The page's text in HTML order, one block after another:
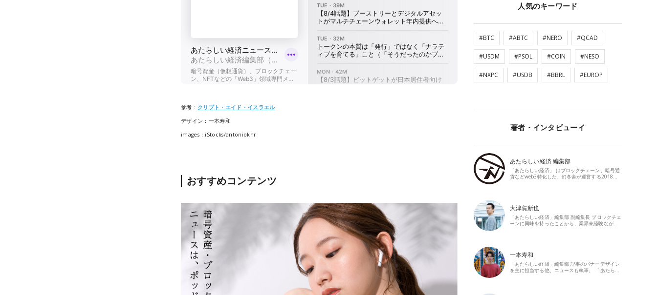
参考： クリプト・エイド・イスラエル
デザイン：一本寿和
images：iStocks/antoniokhr
おすすめコンテンツ
人気のキーワード
#BTC #ABTC #NERO #QCAD
#USDM #PSOL #COIN #NESO
#NXPC #USDB #BBRL #EUROP
著者・インタビューイ
あたらしい経済 編集部
「あたらしい経済」 はブロックチェーン、暗号通
貨などweb3特化した、幻冬舎が運営する2018…
大津賀新也
「あたらしい経済」編集部 副編集長 ブロックチェ
ーンに興味を持ったことから、業界未経験なが…
一本寿和
「あたらしい経済」編集部 記事のバナーデザイン
を主に担当する他、ニュースも執筆。 「あたら…